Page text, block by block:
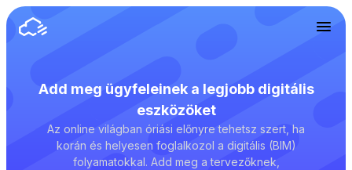
Add meg ügyfeleinek a legjobb digitális
eszközöket
Az online világban óriási előnyre tehetsz szert, ha
korán és helyesen foglalkozol a digitális (BIM)
folyamatokkal. Add meg a tervezőknek,